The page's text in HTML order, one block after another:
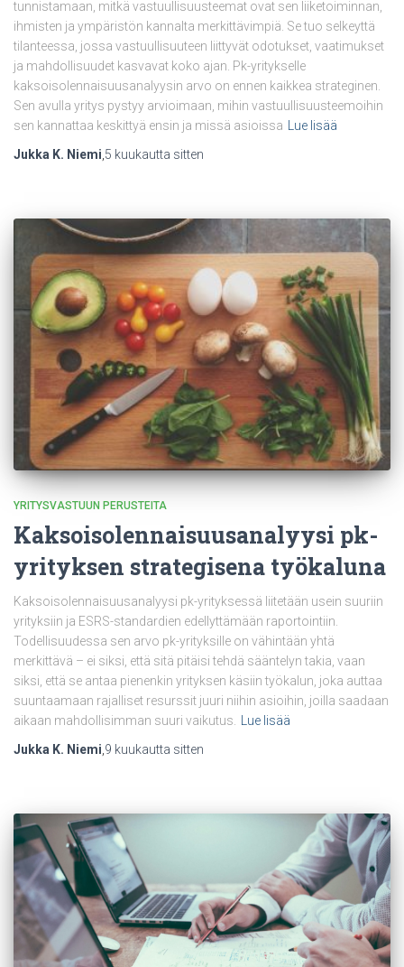
tunnistamaan, mitkä vastuullisuusteemat ovat sen liiketoiminnan,
ihmisten ja ympäristön kannalta merkittävimpiä. Se tuo selkeyttä
tilanteessa, jossa vastuullisuuteen liittyvät odotukset, vaatimukset
ja mahdollisuudet kasvavat koko ajan. Pk-yritykselle
kaksoisolennaisuusanalyysin arvo on ennen kaikkea strateginen.
Sen avulla yritys pystyy arvioimaan, mihin vastuullisuusteemoihin
sen kannattaa keskittyä ensin ja missä asioissa Lue lisää
Jukka K. Niemi,5 kuukautta sitten
YRITYSVASTUUN PERUSTEITA
Kaksoisolennaisuusanalyysi pk-
yrityksen strategisena työkaluna
Kaksoisolennaisuusanalyysi pk-yrityksessä liitetään usein suuriin
yrityksiin ja ESRS-standardien edellyttämään raportointiin.
Todellisuudessa sen arvo pk-yrityksille on vähintään yhtä
merkittävä – ei siksi, että sitä pitäisi tehdä sääntelyn takia, vaan
siksi, että se antaa pienenkin yrityksen käsiin työkalun, joka auttaa
suuntaamaan rajalliset resurssit juuri niihin asioihin, joilla saadaan
aikaan mahdollisimman suuri vaikutus.
Lue lisää
Jukka K. Niemi 9 kuukautta sitten